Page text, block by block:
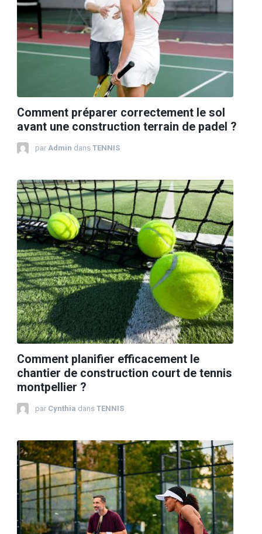
Comment préparer correctement le sol
avant une construction terrain de padel ?
par Admin dans TENNIS
Comment planifier efficacement le
chantier de construction court de tennis
montpellier ?
par Cynthia dans TENNIS